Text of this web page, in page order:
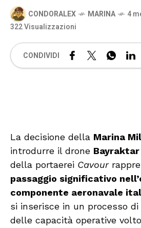
CONDORALEX MARINA
4
322 Visualizzazioni
CONDIVIDI
La decisione della Marina
introdurre il drone Bayraktar
della portaerei Cavour
passaggio significativo
componente aeronavale
si inserisce in un processo
delle capacità operative